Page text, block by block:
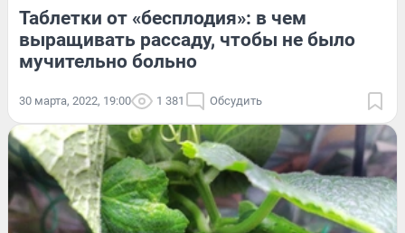
Таблетки от «бесплодия»: в чем
выращивать рассаду, чтобы не было
мучительно больно
30 марта, 2022, 19:00 1 381 Обсудить